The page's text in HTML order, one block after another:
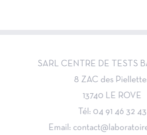
SARL CENTRE DE TESTS
8 ZAC des
13740 LE ROVE
Tél: 04 91 46 32 43
Email: